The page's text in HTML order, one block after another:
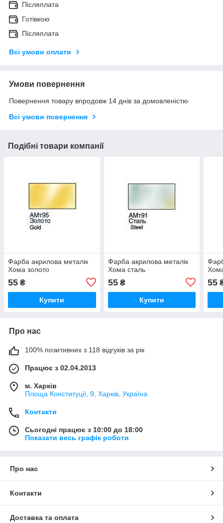
Післяплата
Готівкою
Післяплата
Всі умови оплати
Умови повернення
Повернення товару впродовж 14 днів за домовленістю
Всі умови повернення
Подібні товари компанії
Фарба акрилова металік
Хома золото
55 ₴
Купити
Фарба акрилова металік
Хома сталь
55₴
Купити
55
Про нас
100% позитивних з 118 відгуків за рік
Працює з 02.04.2013
м. Харків
Площа Конституції, 9, Харків, Україна
Контакти
Сьогодні працює з 10:00 до 18:00
Показати весь графік роботи
Про нас
Контакти
Доставка та оплата